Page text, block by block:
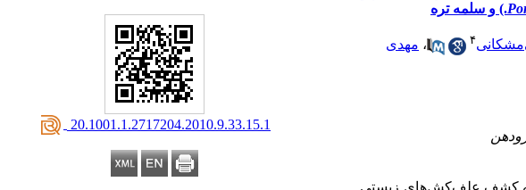
‎ 20.1001.1.2717204.2010.9.33.15.1
L.) و سلمه تره
۴ ، مهدی